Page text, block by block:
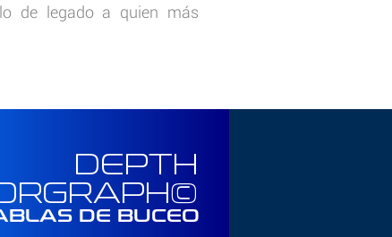
de legado a quien más
DE BUCEO
DEPTH